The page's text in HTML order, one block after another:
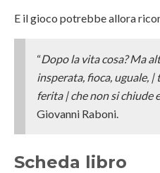
E il gioco potrebbe allora
“Dopo la vita cosa? Ma
insperata, fioca, uguale, |
ferita | che non si chiude
Giovanni Raboni.
Scheda libro